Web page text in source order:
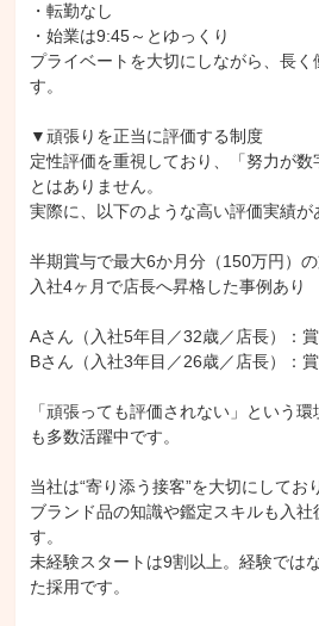
・転勤なし
・始業は9:45～とゆっくり
プライベートを大切にしながら、長く
す。
▼頑張りを正当に評価する制度
定性評価を重視しており、「努力が数
とはありません。
実際に、以下のような高い評価実績が
半期賞与で最大6か月分（150万円）
入社4ヶ月で店長へ昇格した事例あり
Aさん（入社5年目／32歳／店長）：
Bさん（入社3年目／26歳／店長）：
「頑張っても評価されない」という
も多数活躍中です。
当社は“寄り添う接客”を大切にしてお
ブランド品の知識や鑑定スキルも入社
す。
未経験スタートは9割以上。経験では
た採用です。